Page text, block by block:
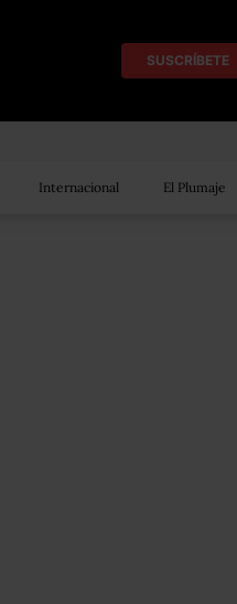
SUSCRÍBETE
Internacional El Plumaje